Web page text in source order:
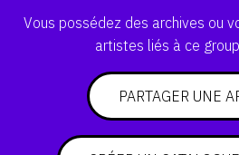
SUIVEZ-
Vous possédez des archives ou
artistes liés à ce
PARTAGER UNE